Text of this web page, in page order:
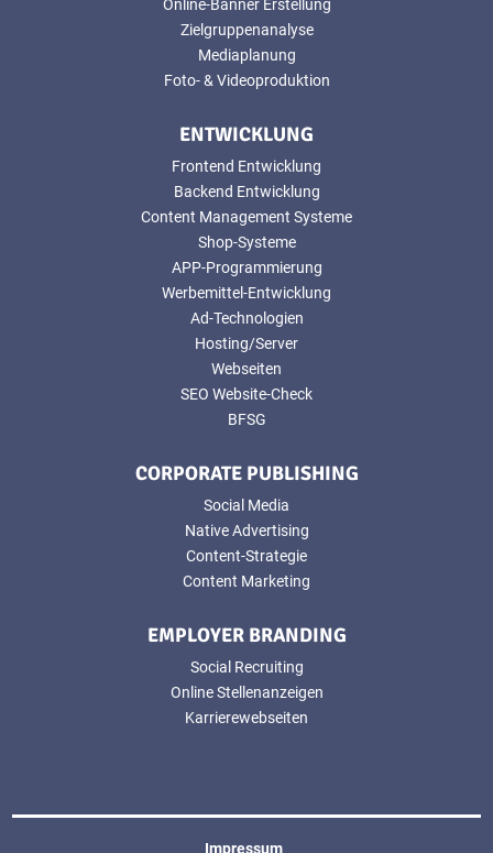
Online-Banner Erstellung
Zielgruppenanalyse
Mediaplanung
Foto- & Videoproduktion
ENTWICKLUNG
Frontend Entwicklung
Backend Entwicklung
Content Management Systeme
Shop-Systeme
APP-Programmierung
Werbemittel-Entwicklung
Ad-Technologien
Hosting/Server
Webseiten
SEO Website-Check
BFSG
CORPORATE PUBLISHING
Social Media
Native Advertising
Content-Strategie
Content Marketing
EMPLOYER BRANDING
Social Recruiting
Online Stellenanzeigen
Karrierewebseiten
Impressum